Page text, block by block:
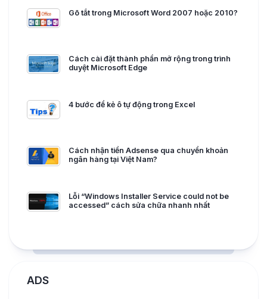
Gõ tắt trong Microsoft Word 2007 hoặc 2010?
Cách cài đặt thành phần mở rộng trong trình
duyệt Microsoft Edge
4 bước để kẻ ô tự động trong Excel
Cách nhận tiền Adsense qua chuyển khoản
ngân hàng tại Việt Nam?
Lỗi “Windows Installer Service could not be
accessed” cách sửa chữa nhanh nhất
ADS